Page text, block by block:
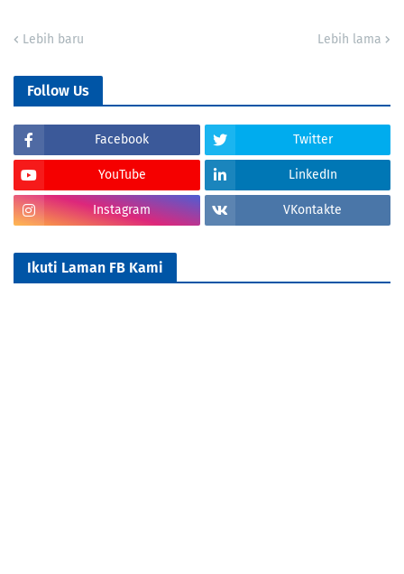
Lebih baru Lebih lama
Follow Us
Facebook Twitter
YouTube LinkedIn
Instagram VKontakte
Ikuti Laman FB Kami